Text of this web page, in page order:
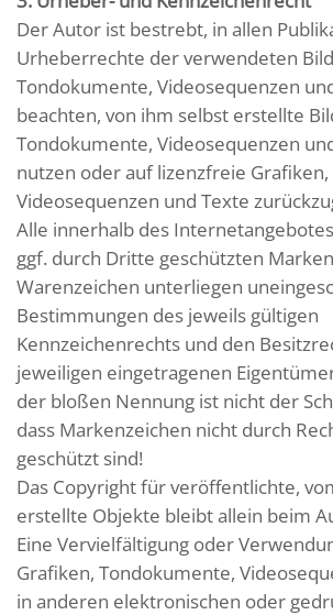
Der Autor ist bestrebt, in allen
Urheberrechte der verwendeten
Tondokumente, Videosequenzen
beachten, von ihm selbst erstellte
Tondokumente, Videosequenzen
nutzen oder auf lizenzfreie
Videosequenzen und Texte
Alle innerhalb des
ggf. durch Dritte geschützten
Warenzeichen unterliegen
Bestimmungen des jeweils gültigen
Kennzeichenrechts und den
jeweiligen eingetragenen
der bloßen Nennung ist nicht der
dass Markenzeichen nicht durch
geschützt sind!
Das Copyright für veröffentlichte,
erstellte Objekte bleibt allein beim
Eine Vervielfältigung oder
Grafiken, Tondokumente,
in anderen elektronischen oder